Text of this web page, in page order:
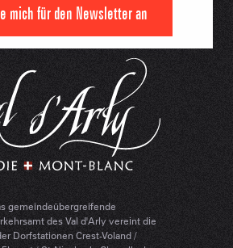
gemeindeübergreifende
des Val d'Arly vereint die
Dorfstationen Crest-Voland /
mich für den Newsletter an